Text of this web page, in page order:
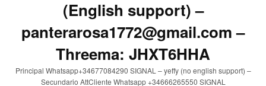
(English support) –
panterarosa1772@gmail.com –
Threema: JHXT6HHA
Principal Whatsapp+34677084290 SIGNAL – yeffy (no english support) –
Secundario AttCliente Whatsapp +34666265550 SIGNAL